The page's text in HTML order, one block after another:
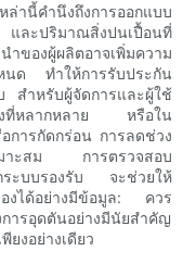
านี้คำนึงถึงการออกแบบ
และปริมาณสิ่งปนเปื้อนที่
ของผู้ผลิตอาจเพิ่มความ
หนด ทำให้การรับประกัน
สำหรับผู้จัดการและผู้ใช้
ลิงที่หลากหลาย หรือใน
การกัดกร่อน การลดช่วง
เหมาะสม การตรวจสอบ
ระบบรองรับ จะช่วยให้
องได้อย่างมีข้อมูล: ควร
การอุดตันอย่างมีนัยสำคัญ
ยงอย่างเดียว